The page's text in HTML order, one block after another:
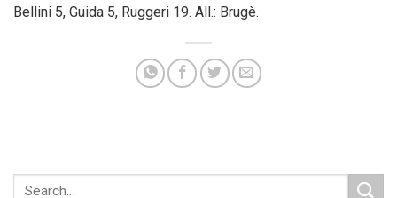
Bellini 5, Guida 5, Ruggeri 19. All.: Brugè.